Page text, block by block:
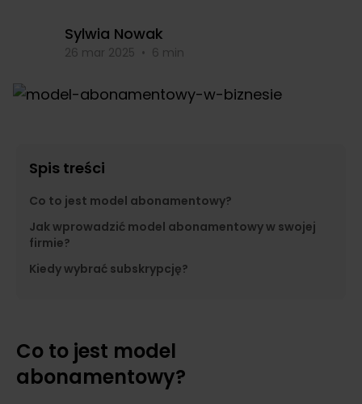
Sylwia Nowak
26 mar 2025 • 6 min
Spis treści
Co to jest model abonamentowy?
Jak wprowadzić model abonamentowy w swojej
firmie?
Kiedy wybrać subskrypcję?
Co to jest model
abonamentowy?